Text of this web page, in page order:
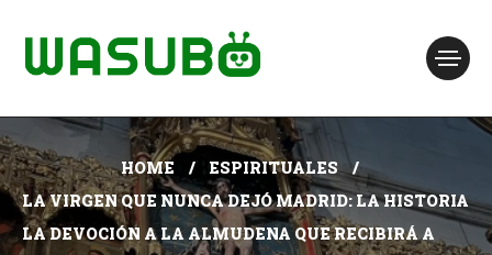
HOME
ESPIRITUALES
LA VIRGEN QUE NUNCA DEJÓ MADRID: LA HISTORIA
LA DEVOCIÓN A LA ALMUDENA QUE RECIBIRÁ A